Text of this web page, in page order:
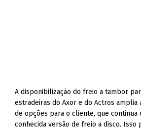
A disponibilização do freio a tambor
estradeiras do Axor e do Actros amplia
de opções para o cliente, que continua
conhecida versão de freio a disco. Isso